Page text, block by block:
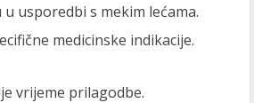
usporedbi s mekim lećama.
medicinske indikacije.
vrijeme prilagodbe.